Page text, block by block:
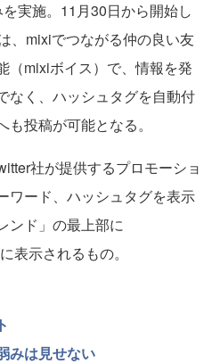
を実施。11月30日から開始し
、mixiでつながる仲の良い友
（mixiボイス）で、情報を発
なく、ハッシュタグを自動付
投稿が可能となる。
社が提供するプロモーショ
ワード、ハッシュタグを表示
ンド」の最上部に
表示されるもの。
みは見せない